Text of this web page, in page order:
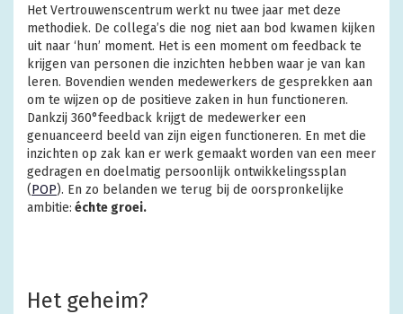
Het Vertrouwenscentrum werkt nu twee jaar met deze
methodiek. De collega’s die nog niet aan bod kwamen kijken
uit naar ‘hun’ moment. Het is een moment om feedback te
krijgen van personen die inzichten hebben waar je van kan
leren. Bovendien wenden medewerkers de gesprekken aan
om te wijzen op de positieve zaken in hun functioneren.
Dankzij 360°feedback krijgt de medewerker een
genuanceerd beeld van zijn eigen functioneren. En met die
inzichten op zak kan er werk gemaakt worden van een meer
gedragen en doelmatig persoonlijk ontwikkelingssplan
(POP). En zo belanden we terug bij de oorspronkelijke
ambitie: échte groei.
Het geheim?